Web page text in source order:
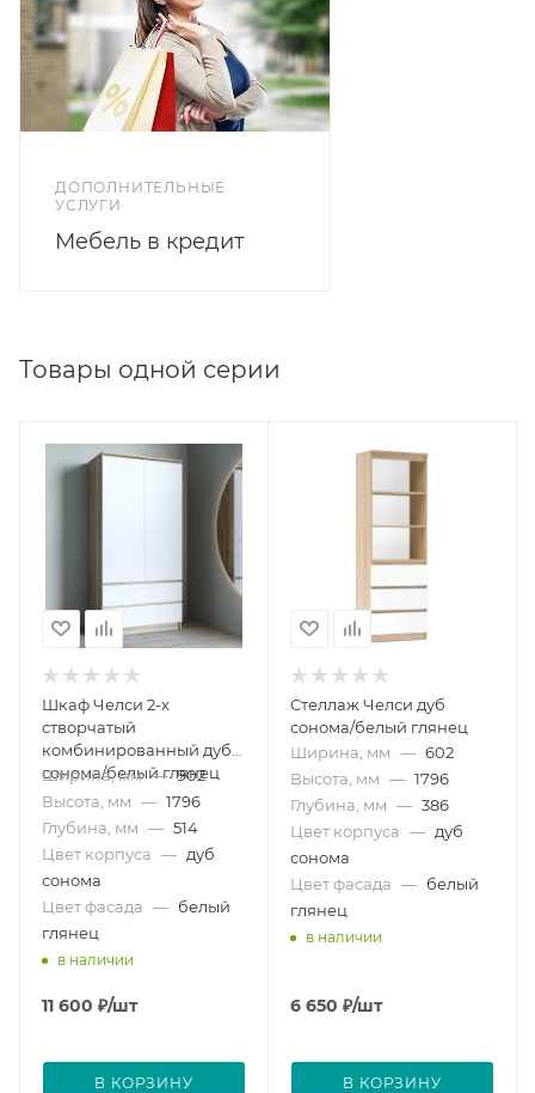
ДОПОЛНИТЕЛЬНЫЕ
УСЛУГИ
Мебель в кредит
Товары одной серии
Шкаф Челси 2-х
створчатый
комбинированный дуб
сонома/белый глянец
Ширина, мм — 902
Высота, мм — 1796
Глубина, мм — 514
Цвет корпуса — дуб
сонома
Цвет фасада — белый
глянец
в наличии
11 600 ₽/шт
В КОРЗИНУ
Стеллаж Челси дуб
сонома/белый глянец
Ширина, мм — 602
Высота, мм — 1796
Глубина, мм — 386
Цвет корпуса — дуб
сонома
Цвет фасада — белый
глянец
в наличии
6 650 ₽/шт
В КОРЗИНУ